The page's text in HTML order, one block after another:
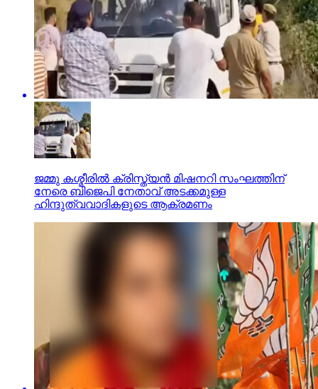
ജമ്മു കശ്മീരില്‍ ക്രിസ്ത്യന്‍ മിഷനറി സംഘത്തിന്
നേരെ ബിജെപി നേതാവ് അടക്കമുള്ള
ഹിന്ദുത്വവാദികളുടെ ആക്രമണം